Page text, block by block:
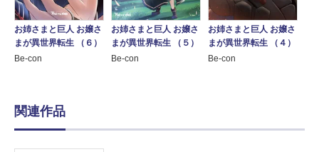
お姉さまと巨人 お嬢さ
まが異世界転生 （６）
Be-con
お姉さまと巨人 お嬢さ
まが異世界転生 （５）
Be-con
お姉さまと巨人 お嬢さ
まが異世界転生 （４）
Be-con
関連作品